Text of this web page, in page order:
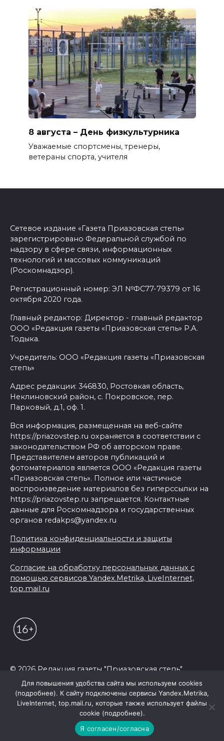
8 августа – День физкультурника
Уважаемые спортсмены, тренеры,
ветераны спорта, учителя
Сетевое издание «Газета Приазовская степь»
зарегистрировано Федеральной службой по
надзору в сфере связи, информационных
технологий и массовых коммуникаций
(Роскомнадзор).
Регистрационный номер: ЭЛ №ФС77-79379 от 16
октября 2020 года.
Главный редактор: Директор - главный редактор
ООО «Редакция газеты «Приазовская степь» Р.А.
Тодыка.
Учредитель: ООО «Редакция газеты «Приазовская
степь»
Адрес редакции: 346830, Ростовкая область,
Неклиновский район, с. Покровское, пер.
Парковый, д.1, оф. 1.
Вся информация, размещенная на веб-сайте
https://priazovstep.ru охраняется в соответствии с
законодательством РФ об авторском праве.
Представителем авторов публикаций и
фотоматериалов является ООО «Редакция газеты
«Приазовская степь». Полное или частичное
воспроизведение материалов без гиперссылки на
https://priazovstep.ru запрещается. Контактные
данные для Роскомнадзора и государственных
органов redakps@yandex.ru
Политика конфиденциальности и защиты
информации
Согласие на обработку персональных данных с
помощью сервисов Yandex.Metrika, LiveInternet,
top.mail.ru
© 2026 Редакция газеты "Приазовская степь"
Для повышения удобства сайта мы используем cookies
(подробнее). К сайту подключены сервисы Yandex.Metrika,
LiveInternet, top.mail.ru, которые также использует файлы
cookie (подробнее).
Я согласен/согласна